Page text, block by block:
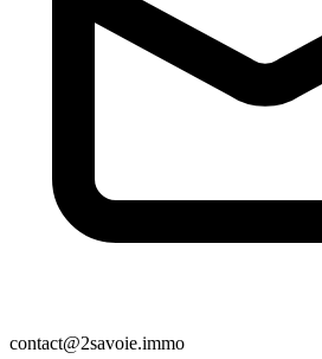
contact@2savoie.immo